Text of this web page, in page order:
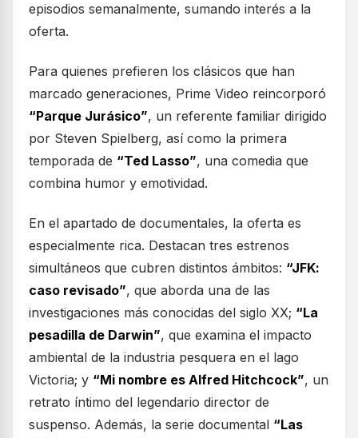
episodios semanalmente, sumando interés a la
oferta.
Para quienes prefieren los clásicos que han
marcado generaciones, Prime Video reincorporó
“Parque Jurásico”, un referente familiar dirigido
por Steven Spielberg, así como la primera
temporada de “Ted Lasso”, una comedia que
combina humor y emotividad.
En el apartado de documentales, la oferta es
especialmente rica. Destacan tres estrenos
simultáneos que cubren distintos ámbitos: “JFK:
caso revisado”, que aborda una de las
investigaciones más conocidas del siglo XX; “La
pesadilla de Darwin”, que examina el impacto
ambiental de la industria pesquera en el lago
Victoria; y “Mi nombre es Alfred Hitchcock”, un
retrato íntimo del legendario director de
suspenso. Además, la serie documental “Las